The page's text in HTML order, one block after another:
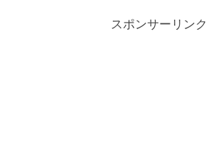
スポンサーリンク